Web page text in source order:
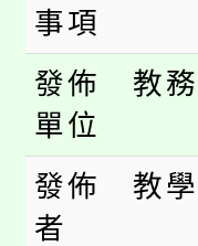
半價
者。
份教
大溪
份教師
淨零
會
115
程
事項
發佈
單位
教
發佈
者
教